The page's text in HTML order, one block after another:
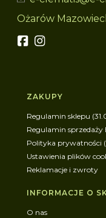
Ożarów
Linki w
ZAKUPY
Regulamin sklepu
Regulamin
Polityka prywatności
Ustawienia plików
Reklamacje i zwroty
INFORMACJE O
O nas